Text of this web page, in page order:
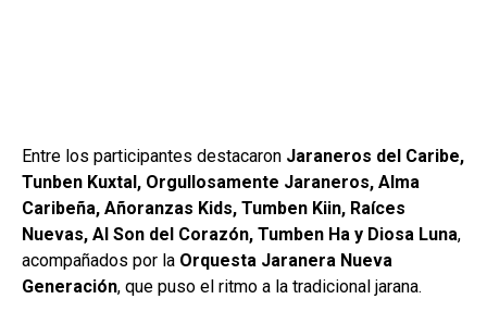
Entre los participantes destacaron Jaraneros del Caribe,
Tunben Kuxtal, Orgullosamente Jaraneros, Alma
Caribeña, Añoranzas Kids, Tumben Kiin, Raíces
Nuevas, Al Son del Corazón, Tumben Ha y Diosa Luna,
acompañados por la Orquesta Jaranera Nueva
Generación, que puso el ritmo a la tradicional jarana.